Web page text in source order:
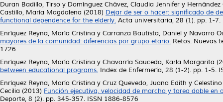
Duran Badillo, Tirso y Domínguez Chávez, Claudia Jennifer y Hernández
Castillo, María Magdalena (2018) Dejar de ser o hacer: significado de
functional dependence for the elderly. Acta universitaria, 28 (1). pp. 1-7.
Enríquez Reyna, María Cristina y Carranza Bautista, Daniel y Navarro
mayores de la comunidad: diferencias por grupo etario. Retos. Nuevas
1726
Enríquez Reyna, María Cristina y Chavarría Sauceda, Karla Margarita
between educational programs. Index de Enfermería, 28 (1-2). pp. 1-5.
Enríquez Reyna, María Cristina y Cruz Quevedo, Juana Edith y
Cecilia (2013) Función ejecutiva, velocidad de marcha y tarea doble en
Deporte, 8 (2). pp. 345-357. ISSN 1886-8576